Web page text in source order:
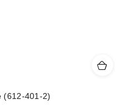
(612-401-2)